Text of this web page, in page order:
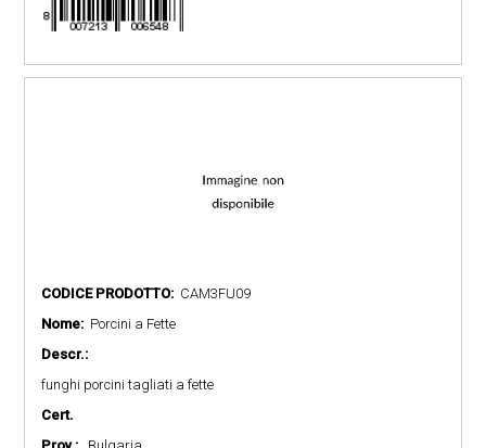
CODICE PRODOTTO: CAM3FU09
Nome: Porcini a Fette
Descr.:
funghi porcini tagliati a fette
Cert.